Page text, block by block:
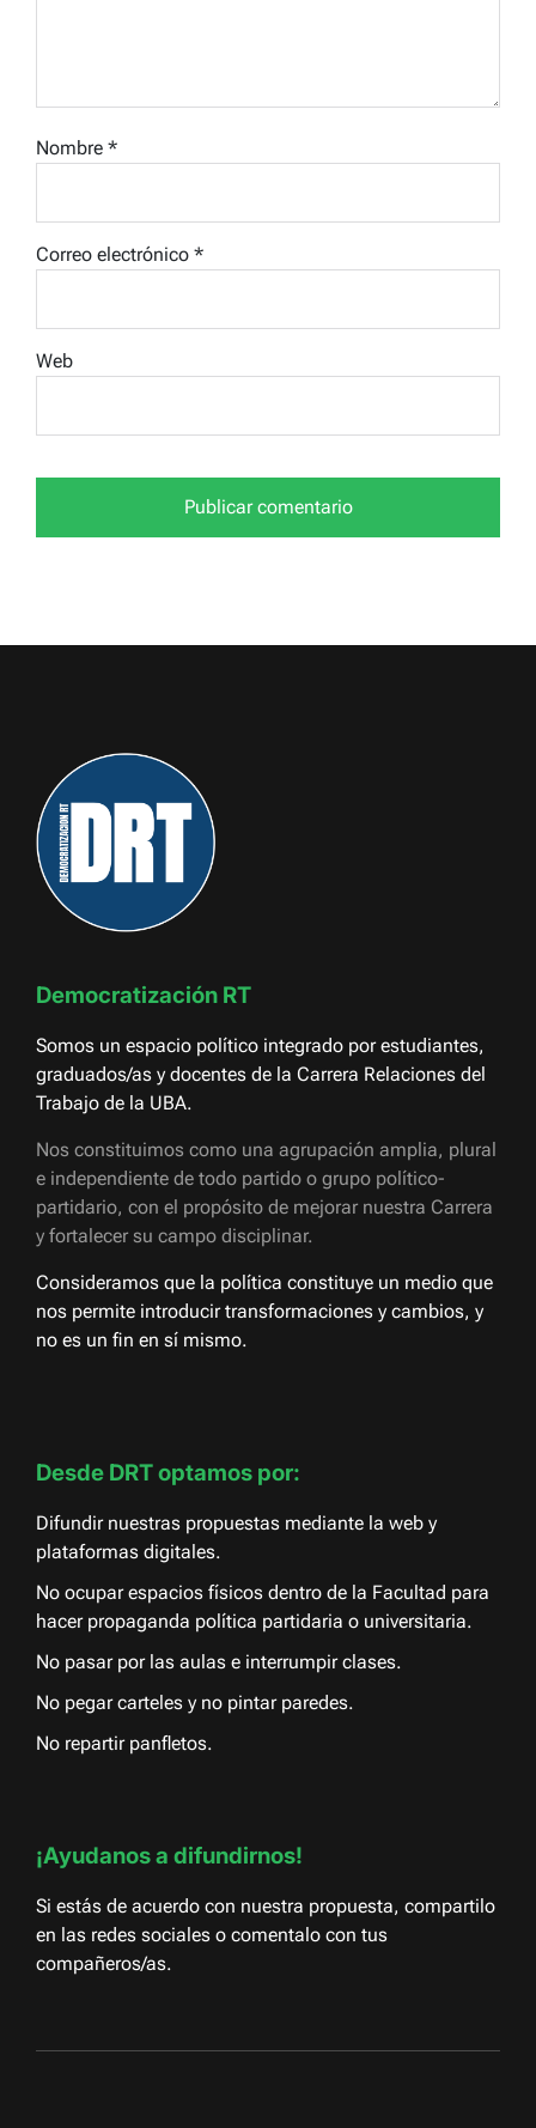
Nombre *
Correo electrónico *
Web
Democratización RT
Somos un espacio político integrado por estudiantes,
graduados/as y docentes de la Carrera Relaciones del
Trabajo de la UBA.
Nos constituimos como una agrupación amplia, plural
e independiente de todo partido o grupo político-
partidario, con el propósito de mejorar nuestra Carrera
y fortalecer su campo disciplinar.
Consideramos que la política constituye un medio que
nos permite introducir transformaciones y cambios, y
no es un fin en sí mismo.
Desde DRT optamos por:
Difundir nuestras propuestas mediante la web y
plataformas digitales.
No ocupar espacios físicos dentro de la Facultad para
hacer propaganda política partidaria o universitaria.
No pasar por las aulas e interrumpir clases.
No pegar carteles y no pintar paredes.
No repartir panfletos.
¡Ayudanos a difundirnos!
Si estás de acuerdo con nuestra propuesta, compartilo
en las redes sociales o comentalo con tus
compañeros/as.